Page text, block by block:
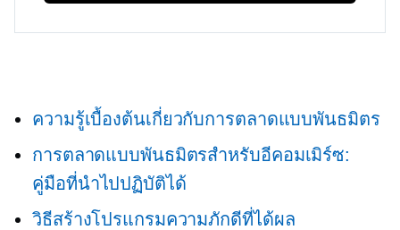
ความรู้เบื้องต้นเกี่ยวกับการตลาดแบบพันธมิตร
การตลาดแบบพันธมิตรสำหรับอีคอมเมิร์ซ:
คู่มือที่นำไปปฏิบัติได้
วิธีสร้างโปรแกรมความภักดีที่ได้ผล